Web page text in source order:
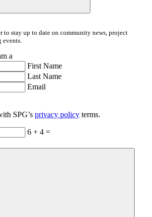
to stay up to date on community news, project
events.
a
First Name
Last Name
Email
SPG’s privacy policy terms.
6 + 4 =